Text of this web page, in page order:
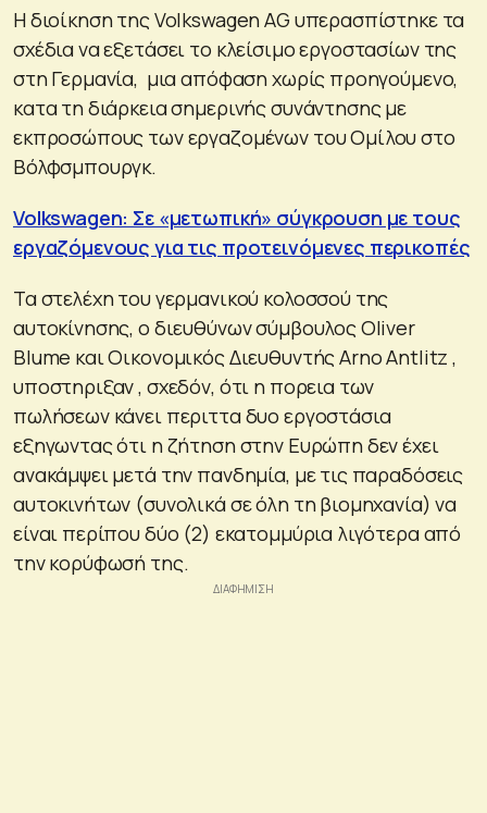
Η διοίκηση της Volkswagen AG υπερασπίστηκε τα
σχέδια να εξετάσει το κλείσιμο εργοστασίων της
στη Γερμανία, μια απόφαση χωρίς προηγούμενο,
κατα τη διάρκεια σημερινής συνάντησης με
εκπροσώπους των εργαζομένων του Ομίλου στο
Βόλφσμπουργκ.
Volkswagen: Σε «μετωπική» σύγκρουση με τους
εργαζόμενους για τις προτεινόμενες περικοπές
Τα στελέχη του γερμανικού κολοσσού της
αυτοκίνησης, ο διευθύνων σύμβουλος Oliver
Blume και Οικονομικός Διευθυντής Arno Antlitz ,
υποστηριξαν , σχεδόν, ότι η πορεια των
πωλήσεων κάνει περιττα δυο εργοστάσια
εξηγωντας ότι η ζήτηση στην Ευρώπη δεν έχει
ανακάμψει μετά την πανδημία, με τις παραδόσεις
αυτοκινήτων (συνολικά σε όλη τη βιομηχανία) να
είναι περίπου δύο (2) εκατομμύρια λιγότερα από
την κορύφωσή της.